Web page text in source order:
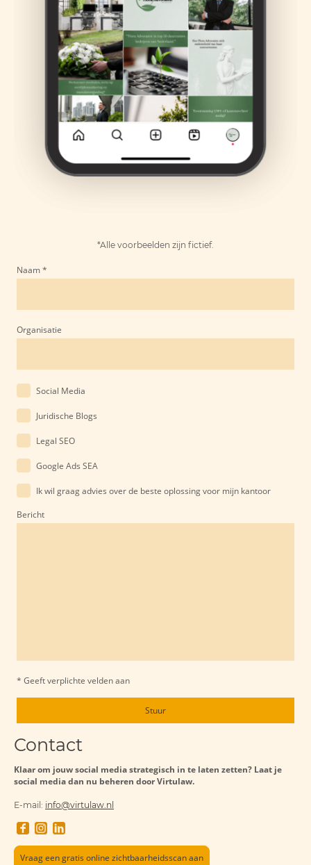
*Alle voorbeelden zijn fictief.
Naam*
Organisatie
Social Media
Juridische Blogs
Legal SEO
Google Ads SEA
Ik wil graag advies over de beste oplossing voor mijn kantoor
Bericht
* Geeft verplichte velden aan
Stuur
Contact
Klaar om jouw social media strategisch in te laten zetten? Laat je
social media dan nu beheren door Virtulaw.
E-mail: info@virtulaw.nl
Vraag een gratis online zichtbaarheidsscan aan